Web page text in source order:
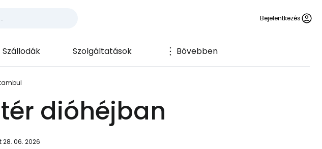
Bejelentkezés
Szállodák Szolgáltatások Bővebben
dióhéjban
28. 06. 2026